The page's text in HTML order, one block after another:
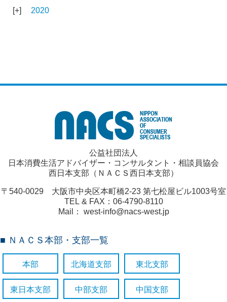
2020
公益社団法人
日本消費生活アドバイザー・コンサルタント・相談員協会
西日本支部（ＮＡＣＳ西日本支部）
〒540-0029 大阪市中央区本町橋2-23 第七松屋ビル1003号室
TEL & FAX：06-4790-8110
Mail： west-info@nacs-west.jp
■ ＮＡＣＳ本部・支部一覧
本部 北海道支部 東北支部
東日本支部 中部支部 中国支部